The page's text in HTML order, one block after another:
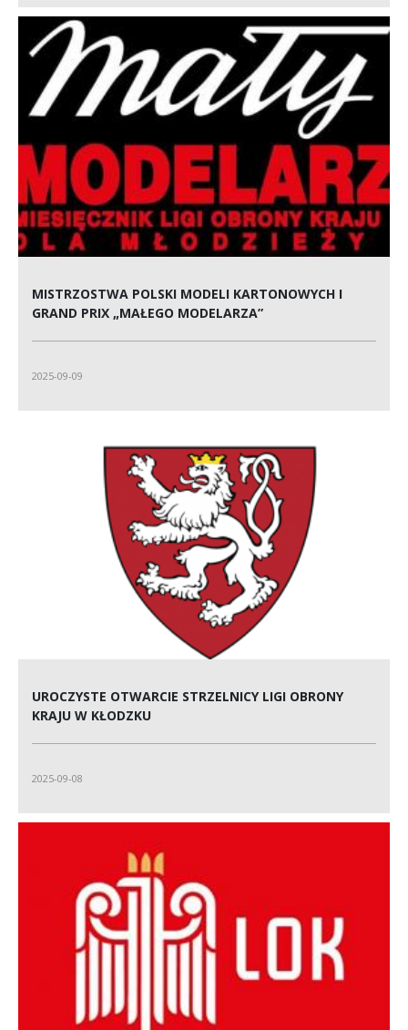
MISTRZOSTWA POLSKI MODELI KARTONOWYCH I
GRAND PRIX „MAŁEGO MODELARZA”
2025-09-09
UROCZYSTE OTWARCIE STRZELNICY LIGI OBRONY
KRAJU W KŁODZKU
2025-09-08